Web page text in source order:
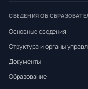
СВЕДЕНИЯ ОБ
Основные сведения
Структура и органы
Документы
Образование